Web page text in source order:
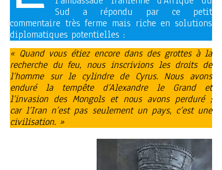
Sud a répondu par ce petit
commentaire très ferme mais riche en solutions
diplomatiques potentielles :
« Quand vous étiez encore dans des grottes à la
recherche du feu, nous inscrivions les droits de
l’homme sur le cylindre de Cyrus. Nous avons
enduré la tempête d’Alexandre le Grand et
l’invasion des Mongols et nous avons perduré ;
car l’Iran n’est pas seulement un pays, c’est une
civilisation. »